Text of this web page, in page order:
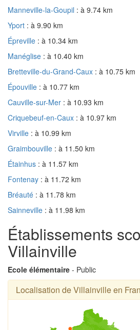
Manneville-la-Goupil : à 9.74 km
Yport : à 9.90 km
Épreville : à 10.34 km
Manéglise : à 10.40 km
Bretteville-du-Grand-Caux : à 10.75 km
Épouville : à 10.77 km
Cauville-sur-Mer : à 10.93 km
Criquebeuf-en-Caux : à 10.97 km
Virville : à 10.99 km
Graimbouville : à 11.50 km
Étainhus : à 11.57 km
Fontenay : à 11.72 km
Bréauté : à 11.78 km
Sainneville : à 11.98 km
Établissements
Villainville
Ecole élémentaire - Public
Localisation de Villainville en